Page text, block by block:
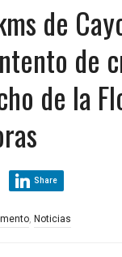
de
de
de la
Share
, Noticias